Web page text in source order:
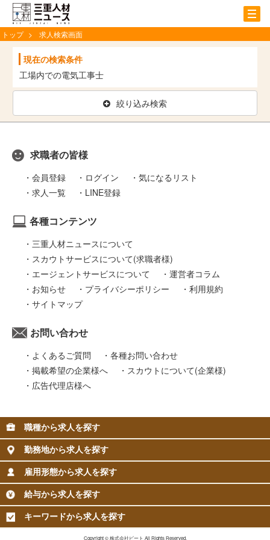
トップ 求人検索画面
現在の検索条件
工場内での電気工事士
絞り込み検索
求職者の皆様
会員登録 ログイン
気になるリスト
求人一覧
LINE登録
各種コンテンツ
三重人材ニュースについて
スカウトサービスについて(求職者様)
エージェントサービスについて
運営者コラム
お知らせ
プライバシーポリシー
利用規約
サイトマップ
お問い合わせ
よくあるご質問
各種お問い合わせ
掲載希望の企業様へ
スカウトについて(企業様)
広告代理店様へ
職種から求人を探す
勤務地から求人を探す
雇用形態から求人を探す
給与から求人を探す
キーワードから求人を探す
Copyright © 株式会社ビート All Rights Reserved.